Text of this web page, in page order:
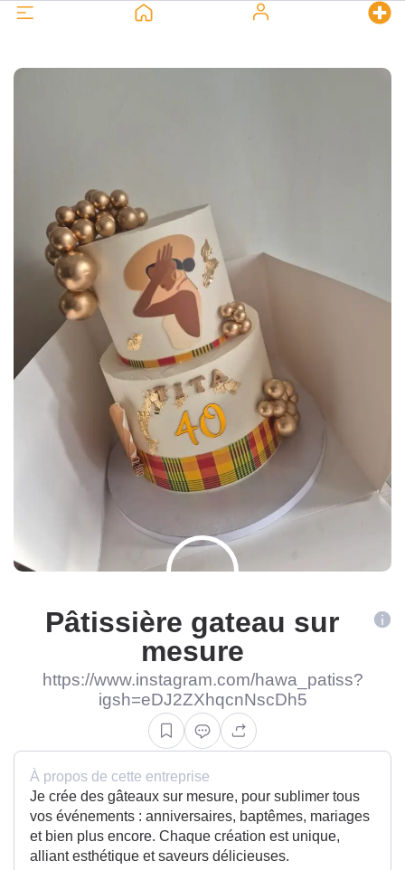
Pâtissière gateau sur
mesure
https://www.instagram.com/hawa_patiss?
igsh=eDJ2ZXhqcnNscDh5
À propos de cette entreprise
Je crée des gâteaux sur mesure, pour sublimer tous
vos événements : anniversaires, baptêmes, mariages
et bien plus encore. Chaque création est unique,
alliant esthétique et saveurs délicieuses.